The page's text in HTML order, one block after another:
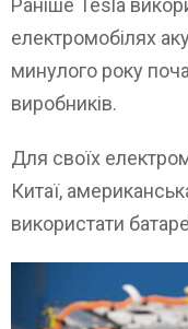
Раніше Tesla
електромобілях
минулого року
виробників.
Для своїх
Китаї,
використати